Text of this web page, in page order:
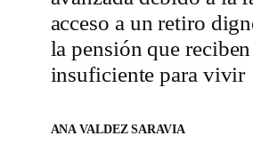
acceso a un retiro
la pensión que reciben
insuficiente para vivir
ANA VALDEZ SARAVIA